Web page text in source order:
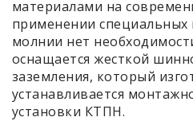
материалами на
применении
молнии нет
оснащается жесткой
заземления, который
устанавливается
установки КТПН.